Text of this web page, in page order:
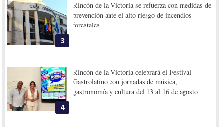
3
Rincón de la Victoria se refuerza con medidas de
prevención ante el alto riesgo de incendios
forestales
4
Rincón de la Victoria celebrará el Festival
Gastrolatino con jornadas de música,
gastronomía y cultura del 13 al 16 de agosto